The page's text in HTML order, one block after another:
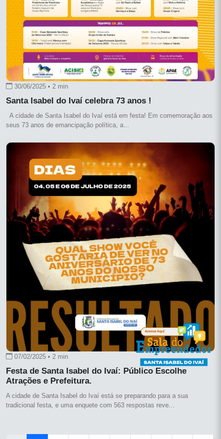
30/06/2025 • 2 min
Santa Isabel do Ivaí celebra 73 anos !
A cidade de Santa Isabel do Ivaí está em festa! Em comemoração aos
seus 73 anos de emancipação política, a...
07/02/2025 • 2 min
Festa de Santa Isabel do Ivaí: Público Escolhe
Atrações e Prefeitura.
A cidade de Santa Isabel do Ivaí está se preparando para a sua
tradicional festa, e uma enquete com 563 respostas reve...